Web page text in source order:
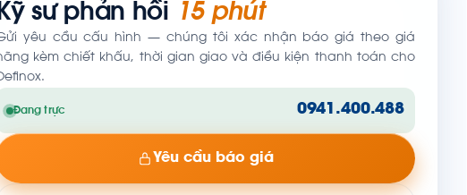
sư phản hồi 15 phút
yêu cầu cấu hình — chúng tôi xác nhận báo giá theo giá
kèm chiết khấu, thời gian giao và điều kiện thanh toán cho
Đang trực 0941.400.488
Yêu cầu báo giá